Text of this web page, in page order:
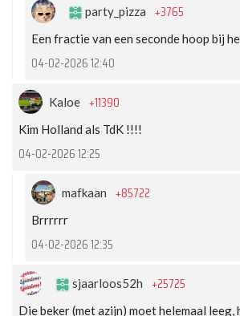
party_pizza +3765
Een fractie van een seconde hoop bij
04-02-2026 12:40
Kaloe +11390
Kim Holland als TdK !!!!
04-02-2026 12:25
mafkaan +85722
Brrrrrr
04-02-2026 12:35
sjaarloos52h +25725
Die beker (met azijn) moet helemaal leeg,